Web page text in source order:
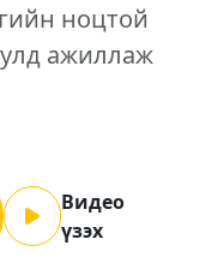
ноцтой
ажиллаж
Видео
үзэх